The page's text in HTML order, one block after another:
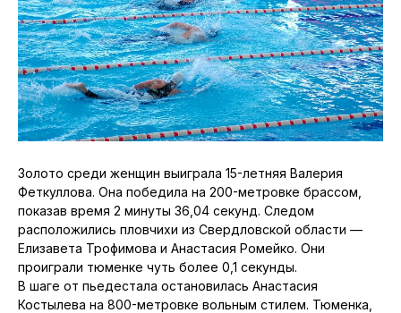
Золото среди женщин выиграла 15-летняя Валерия
Феткуллова. Она победила на 200-метровке брассом,
показав время 2 минуты 36,04 секунд. Следом
расположились пловчихи из Свердловской области —
Елизавета Трофимова и Анастасия Ромейко. Они
проиграли тюменке чуть более 0,1 секунды.
В шаге от пьедестала остановилась Анастасия
Костылева на 800-метровке вольным стилем. Тюменка,